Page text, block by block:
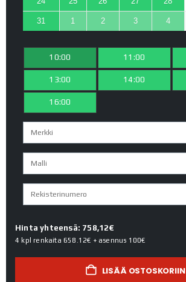
31 1 2 3 4
10:00 11:00
13:00 14:00
16:00
Hinta yhteensä: 758,12€
4 kpl renkaita 658.12€ + asennus 100€
LISÄÄ OSTOSKORIIN